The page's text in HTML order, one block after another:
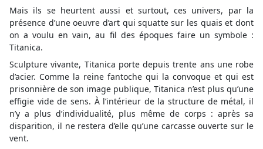
Mais ils se heurtent aussi et surtout, ces univers, par la
présence d’une oeuvre d’art qui squatte sur les quais et dont
on a voulu en vain, au fil des époques faire un symbole :
Titanica.
Sculpture vivante, Titanica porte depuis trente ans une robe
d’acier. Comme la reine fantoche qui la convoque et qui est
prisonnière de son image publique, Titanica n’est plus qu’une
effigie vide de sens. À l’intérieur de la structure de métal, il
n’y a plus d’individualité, plus même de corps : après sa
disparition, il ne restera d’elle qu’une carcasse ouverte sur le
vent.